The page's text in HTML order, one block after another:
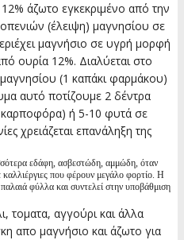
άζωτο εγκεκριμένο από την
(έλειψη) μαγνησίου σε
μαγνήσιο σε υγρή μορφή
ουρία 12%. Διαλύεται στο
(1 καπάκι φαρμάκου)
αυτό ποτίζουμε 2 δέντρα
καρποφόρα) ή 5-10 φυτά σε
χρειάζεται επανάληξη της
εδάφη, ασβεστώδη, αμμώδη, όταν
καλλιέργιες που φέρουν μεγάλο φορτίο. Η
φύλλα και συντελεί στην υποβάθμιση
τοματα, αγγούρι και άλλα
απο μαγνήσιο και άζωτο για